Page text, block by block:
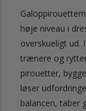
høje niveau i
overskueligt ud.
trænere og
pirouetter,
løser
balancen, taber